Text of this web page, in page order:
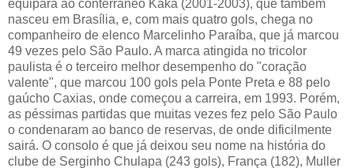
equipara ao conterrâneo Kaká (2001-2003), que também
nasceu em Brasília, e, com mais quatro gols, chega no
companheiro de elenco Marcelinho Paraíba, que já marcou
49 vezes pelo São Paulo. A marca atingida no tricolor
paulista é o terceiro melhor desempenho do "coração
valente", que marcou 100 gols pela Ponte Preta e 88 pelo
gaúcho Caxias, onde começou a carreira, em 1993. Porém,
as péssimas partidas que muitas vezes fez pelo São Paulo
o condenaram ao banco de reservas, de onde dificilmente
sairá. O consolo é que já deixou seu nome na história do
clube de Serginho Chulapa (243 gols), França (182), Muller